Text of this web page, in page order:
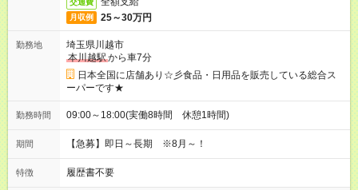
交通費
月収例 25～30万円
勤務地
埼玉県川越市
本川越駅から車7分
日本全国に店舗あり☆彡食品・日用品を販売している総合ス
ーパーです★
勤務時間 09:00～18:00(実働8時間 休憩1時間)
期間 【急募】即日～長期 ※8月～！
特徴 履歴書不要